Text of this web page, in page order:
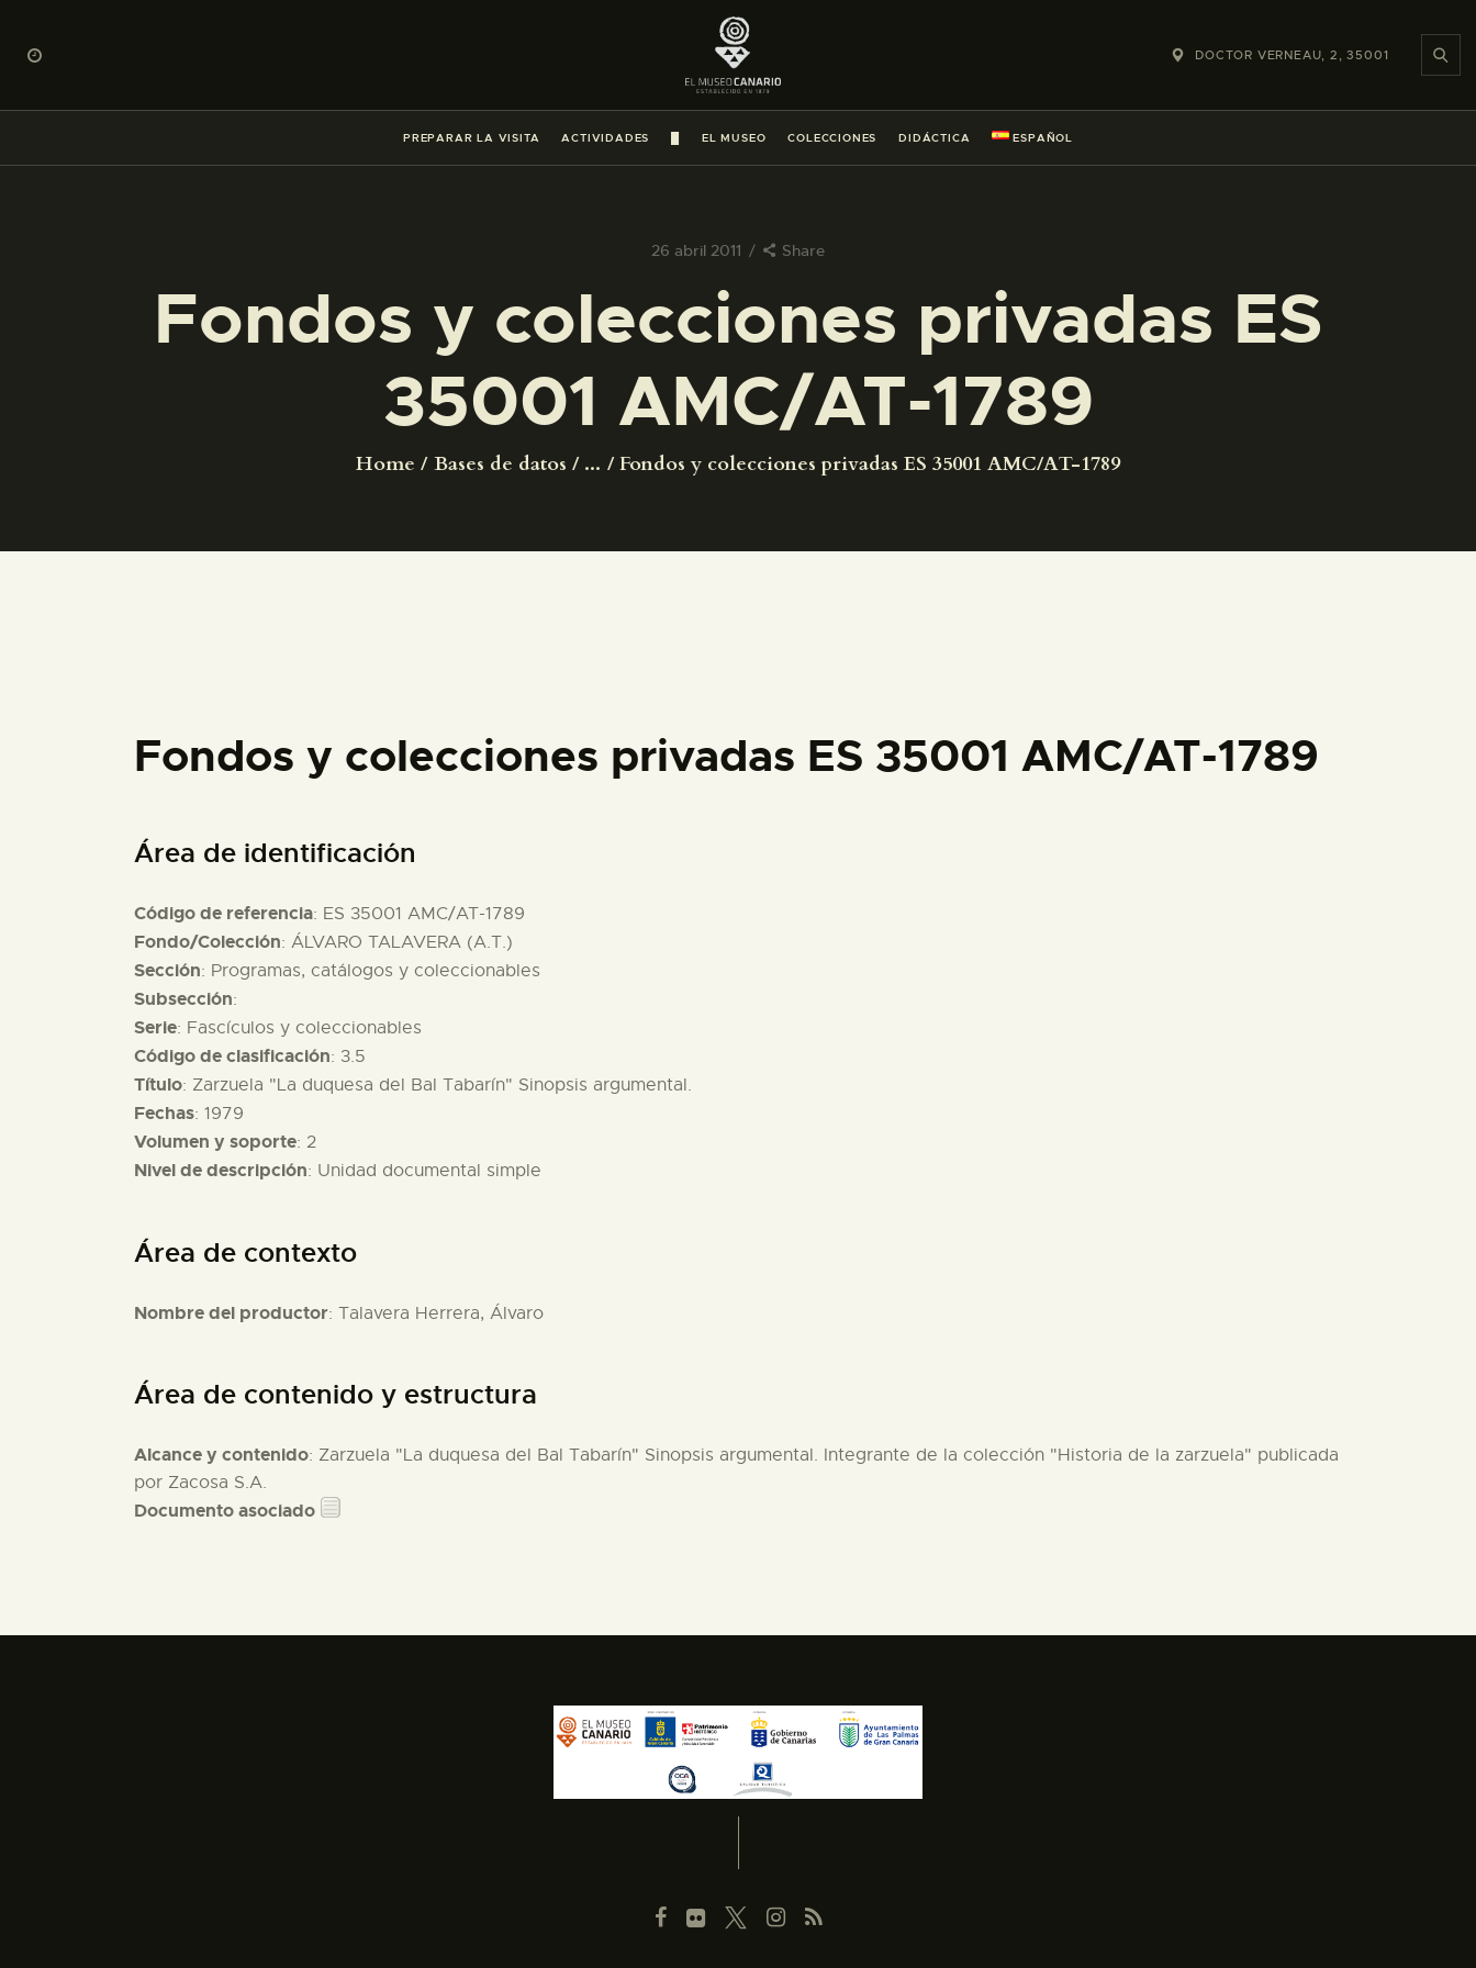
DOCTOR VERNEAU, 2, 35001
PREPARAR LA VISITA ACTIVIDADES EL MUSEO COLECCIONES DIDÁCTICA ESPAÑOL
26 abril 2011 Share
Fondos y colecciones privadas ES
35001 AMC/AT-1789
Home Bases de datos ... Fondos y colecciones privadas ES 35001 AMC/AT-1789
PREPARAR LA VISITA
ACTIVIDADES
█
COLECCIONES
DIDÁCTICA
ESPAÑOL
Fondos y colecciones privadas ES 35001 AMC/AT-1789
Área de identificación
Código de referencia: ES 35001 AMC/AT-1789
Fondo/Colección: ÁLVARO TALAVERA (A.T.)
Sección: Programas, catálogos y coleccionables
Subsección:
Serie: Fascículos y coleccionables
Código de clasificación: 3.5
Título: Zarzuela "La duquesa del Bal Tabarín" Sinopsis argumental.
Fechas: 1979
Volumen y soporte: 2
Nivel de descripción: Unidad documental simple
Área de contexto
Nombre del productor: Talavera Herrera, Álvaro
Área de contenido y estructura
Alcance y contenido: Zarzuela "La duquesa del Bal Tabarín" Sinopsis argumental. Integrante de la colección "Historia de la zarzuela" publicada
por Zacosa S.A.
Documento asociado